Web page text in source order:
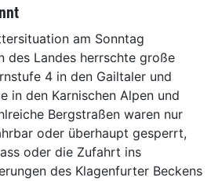
am Sonntag
des Landes herrschte große
4 in den Gailtaler und
in den Karnischen Alpen und
Bergstraßen waren nur
oder überhaupt gesperrt,
oder die Zufahrt ins
des Klagenfurter Beckens